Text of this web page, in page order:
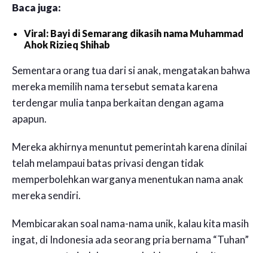
Baca juga:
Viral: Bayi di Semarang dikasih nama Muhammad
Ahok Rizieq Shihab
Sementara orang tua dari si anak, mengatakan bahwa
mereka memilih nama tersebut semata karena
terdengar mulia tanpa berkaitan dengan agama
apapun.
Mereka akhirnya menuntut pemerintah karena dinilai
telah melampaui batas privasi dengan tidak
memperbolehkan warganya menentukan nama anak
mereka sendiri.
Membicarakan soal nama-nama unik, kalau kita masih
ingat, di Indonesia ada seorang pria bernama “Tuhan”